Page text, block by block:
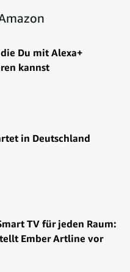
Du mit Alexa+
kannst
in Deutschland
TV für jeden Raum:
Ember Artline vor